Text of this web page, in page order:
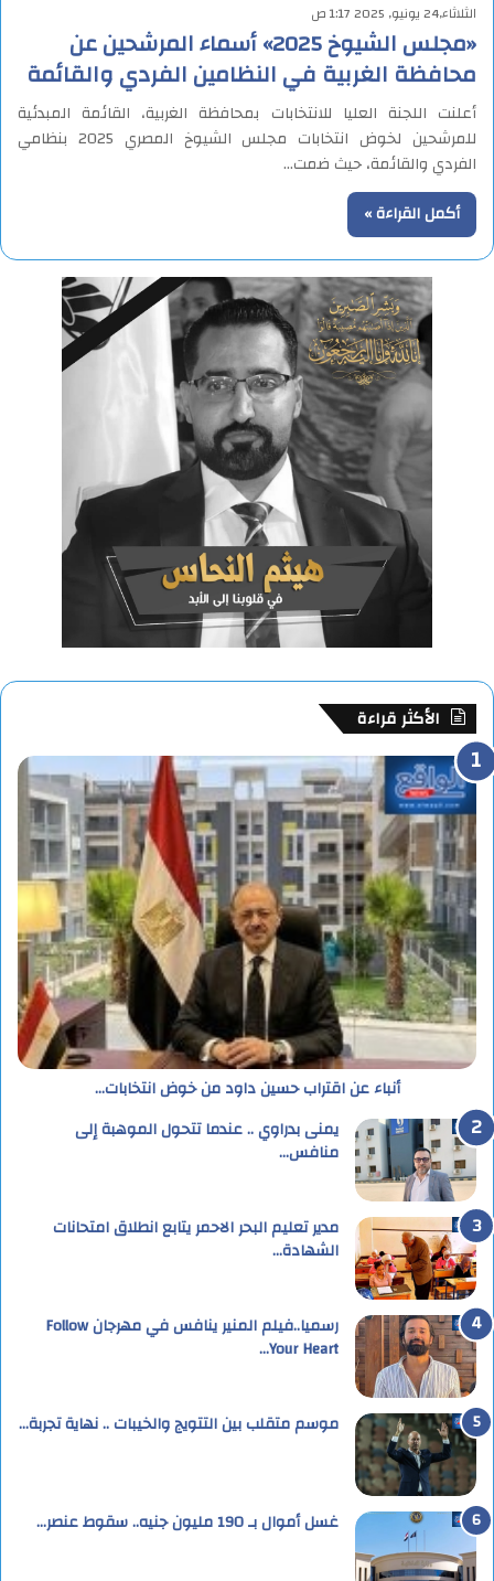
الثلاثاء,24 يونيو, 2025 1:17 ص
«مجلس الشيوخ 2025» أسماء المرشحين عن
محافظة الغربية في النظامين الفردي والقائمة
أعلنت اللجنة العليا للانتخابات بمحافظة الغربية، القائمة المبدئية
للمرشحين لخوض انتخابات مجلس الشيوخ المصري 2025 بنظامي
الفردي والقائمة، حيث ضمت…
أكمل القراءة »
الأكثر قراءة
أنباء عن اقتراب حسين داود من خوض انتخابات…
يمنى بدراوي .. عندما تتحول الموهبة إلى
منافس…
مدير تعليم البحر الاحمر يتابع انطلاق امتحانات
الشهادة…
رسميا..فيلم المنير ينافس في مهرجان Follow
Your Heart…
موسم متقلب بين التتويج والخيبات .. نهاية تجربة…
غسل أموال بـ 190 مليون جنيه.. سقوط عنصر…